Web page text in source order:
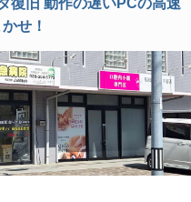
復旧 動作の遅いPCの高速
せ！